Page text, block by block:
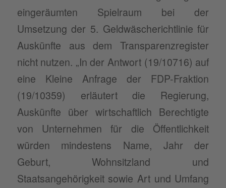
eingeräumten Spielraum bei der
Umsetzung der 5. Geldwäscherichtlinie für
Auskünfte aus dem Transparenzregister
nicht nutzen. „In der Antwort (19/10716) auf
eine Kleine Anfrage der FDP-Fraktion
(19/10359) erläutert die Regierung,
Auskünfte über wirtschaftlich Berechtigte
von Unternehmen für die Öffentlichkeit
würden mindestens Name, Jahr der
Geburt, Wohnsitzland und
Staatsangehörigkeit sowie Art und Umfang